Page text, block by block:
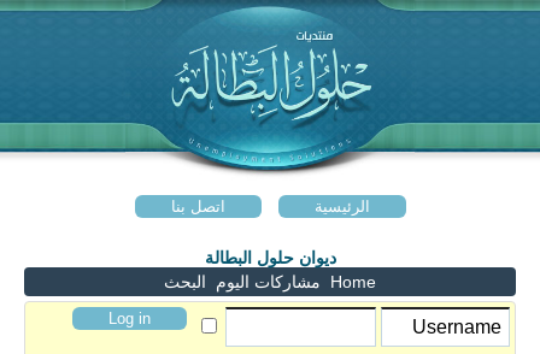
الرئيسية اتصل بنا
ديوان حلول البطالة
Home
مشاركات اليوم البحث